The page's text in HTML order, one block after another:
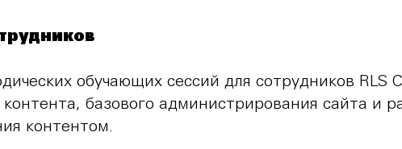
обучающих сессий для сотрудников RLS
контента, базового администрирования сайта и
контентом.